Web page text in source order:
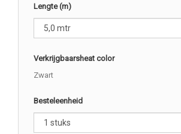
Lengte (m)
Verkrijgbaarsheat color
Zwart
Besteleenheid